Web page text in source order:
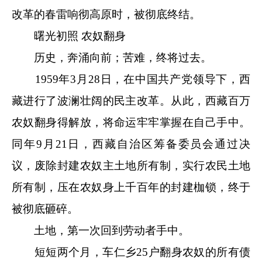
改革的春雷响彻高原时，被彻底终结。
曙光初照 农奴翻身
历史，奔涌向前；苦难，终将过去。
1959年3月28日，在中国共产党领导下，西
藏进行了波澜壮阔的民主改革。从此，西藏百万
农奴翻身得解放，将命运牢牢掌握在自己手中。
同年9月21日，西藏自治区筹备委员会通过决
议，废除封建农奴主土地所有制，实行农民土地
所有制，压在农奴身上千百年的封建枷锁，终于
被彻底砸碎。
土地，第一次回到劳动者手中。
短短两个月，车仁乡25户翻身农奴的所有债